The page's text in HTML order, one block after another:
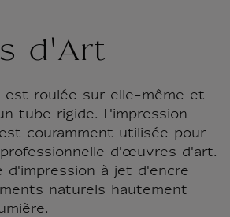
d'Art
est roulée sur elle-même et
tube rigide. L'impression
couramment utilisée pour
d'œuvres d'art.
d'impression à jet d'encre
naturels hautement